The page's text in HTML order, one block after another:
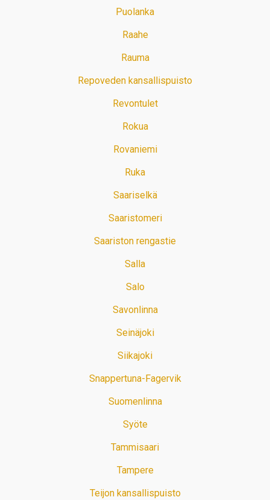
Puolanka
Raahe
Rauma
Repoveden kansallispuisto
Revontulet
Rokua
Rovaniemi
Ruka
Saariselkä
Saaristomeri
Saariston rengastie
Salla
Salo
Savonlinna
Seinäjoki
Siikajoki
Snappertuna-Fagervik
Suomenlinna
Syöte
Tammisaari
Tampere
Teijon kansallispuisto